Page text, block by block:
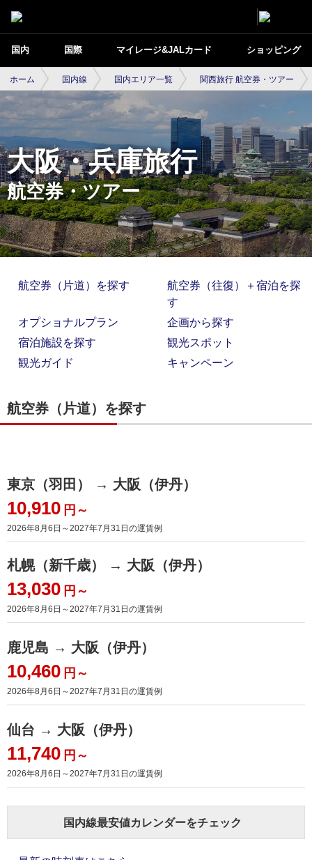
国内 国際 マイレージ&JALカード ショッピング
ホーム 国内線 国内エリア一覧 関西旅行 航空券・ツアー
大阪・兵庫旅行
航空券・ツアー
航空券（片道）を探す
航空券（往復）＋宿泊を探
す
オプショナルプラン
企画から探す
宿泊施設を探す
観光スポット
観光ガイド
キャンペーン
航空券（片道）を探す
東京（羽田） → 大阪（伊丹）
10,910 円～
2026年8月6日～2027年7月31日 の運賃例
札幌（新千歳） → 大阪（伊丹）
13,030 円～
2026年8月6日～2027年7月31日 の運賃例
鹿児島 → 大阪（伊丹）
10,460 円～
2026年8月6日～2027年7月31日 の運賃例
仙台 → 大阪（伊丹）
11,740 円～
2026年8月6日～2027年7月31日 の運賃例
国内線最安値カレンダーをチェック